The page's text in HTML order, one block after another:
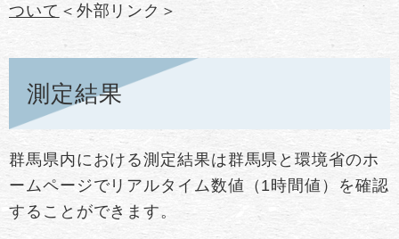
ついて ＜外部リンク＞
測定結果
群馬県内における測定結果は群馬県と環境省のホ
ームページでリアルタイム数値（1時間値）を確認
することができます。